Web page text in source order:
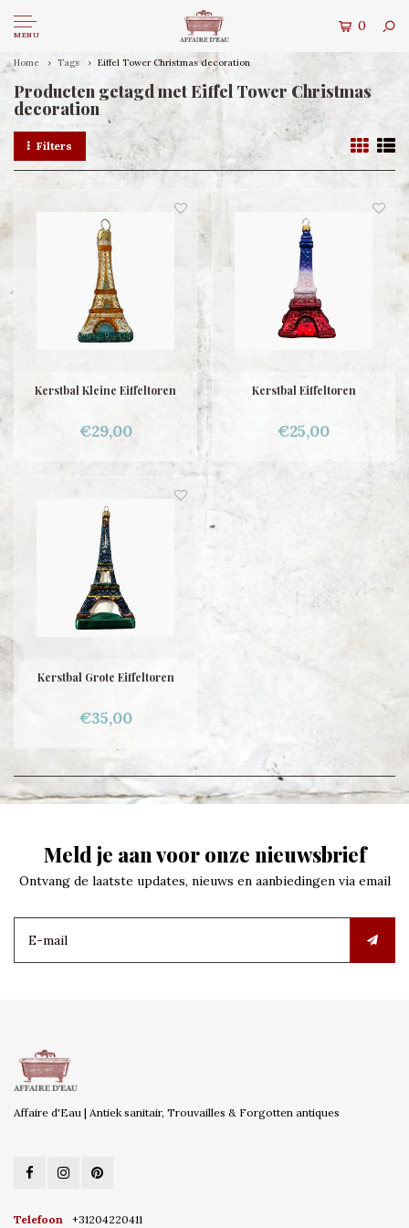
MENU
0
Home Tags Eiffel Tower Christmas decoration
Producten getagd met Eiffel Tower Christmas
decoration
Filters
Kerstbal Kleine Eiffeltoren
€29,00
Kerstbal Eiffeltoren
€25,00
Kerstbal Grote Eiffeltoren
€35,00
Meld je aan voor onze nieuwsbrief
Ontvang de laatste updates, nieuws en aanbiedingen via email
Affaire d'Eau | Antiek sanitair, Trouvailles & Forgotten antiques
Telefoon +31204220411